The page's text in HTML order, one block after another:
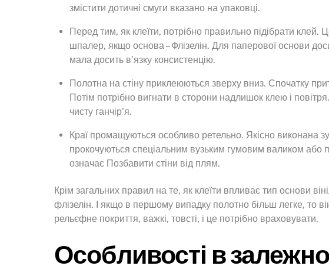
змістити дотичні смуги вказано на упаковці.
Перед тим, як клеїти, потрібно правильно підібрати клей.
шпалер, якщо основа – Флізелін. Для паперової основи
мала досить в’язку консистенцію.
Полотна на стіну приклеюються зверху вниз. Спочатку
Потім потрібно вигнати в сторони надлишок клею і
чисту ганчір’я.
Краї промащуються особливо ретельно. Якісно виконана
прокочуються спеціальним вузьким гумовим валиком або
означає Позбавити стіни від плям.
Крім загальних правил на те, як клеїти впливає тип основи
флізелін. І якщо в першому випадку полотно більш легке, то
рельєфне покриття, важкі, товсті, і це потрібно враховувати.
Особливості в